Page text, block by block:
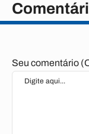
Seu comentário